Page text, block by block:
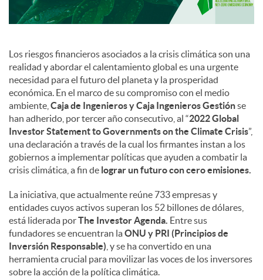
Los riesgos financieros asociados a la crisis climática son una
realidad y abordar el calentamiento global es una urgente
necesidad para el futuro del planeta y la prosperidad
económica. En el marco de su compromiso con el medio
ambiente, Caja de Ingenieros y Caja Ingenieros Gestiónse
han adherido, por tercer año consecutivo, al “2022 Global
Investor Statement to Governments on the Climate Crisis”,
una declaración a través de la cual los firmantes instan a los
gobiernos a implementar políticas que ayuden a combatir la
crisis climática, a fin de lograr un futuro con cero emisiones.
La iniciativa, que actualmente reúne 733 empresas y
entidades cuyos activos superan los 52 billones de dólares,
está liderada porThe Investor Agenda. Entre sus
fundadores se encuentran laONU y PRI (Principios de
Inversión Responsable) , y se ha convertido en una
herramienta crucial para movilizar las voces de los inversores
sobre la acción de la política climática.